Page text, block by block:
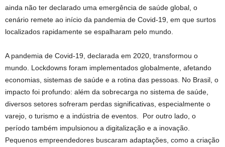
ainda não ter declarado uma emergência de saúde global, o
cenário remete ao início da pandemia de Covid-19, em que surtos
localizados rapidamente se espalharam pelo mundo.
A pandemia de Covid-19, declarada em 2020, transformou o
mundo. Lockdowns foram implementados globalmente, afetando
economias, sistemas de saúde e a rotina das pessoas. No Brasil, o
impacto foi profundo: além da sobrecarga no sistema de saúde,
diversos setores sofreram perdas significativas, especialmente o
varejo, o turismo e a indústria de eventos. Por outro lado, o
período também impulsionou a digitalização e a inovação.
Pequenos empreendedores buscaram adaptações, como a criação